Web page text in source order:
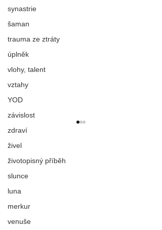
synastrie
šaman
trauma ze ztráty
úplněk
vlohy, talent
vztahy
YOD
závislost
zdraví
živel
životopisný příběh
slunce
luna
merkur
venuše
Venuše a Pluto ve Vodnáři
hodnot